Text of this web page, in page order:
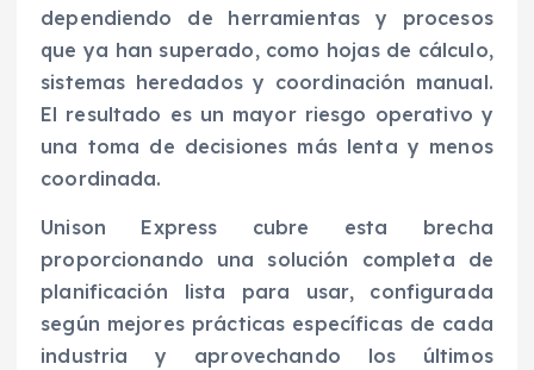
dependiendo de herramientas y procesos
que ya han superado, como hojas de cálculo,
sistemas heredados y coordinación manual.
El resultado es un mayor riesgo operativo y
una toma de decisiones más lenta y menos
coordinada.
Unison Express cubre esta brecha
proporcionando una solución completa de
planificación lista para usar, configurada
según mejores prácticas específicas de cada
industria y aprovechando los últimos